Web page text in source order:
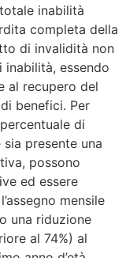
inabilità
completa della
di invalidità non
essendo
al recupero del
benefici. Per
di
presente una
possono
ed essere
mensile
una riduzione
al 74%) al